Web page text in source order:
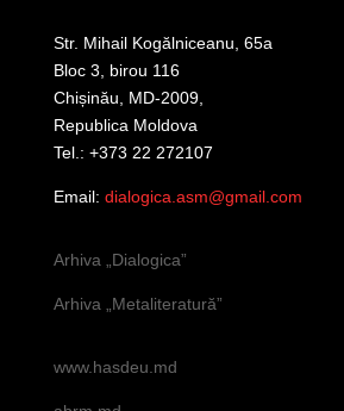
Str. Mihail Kogălniceanu, 65a
Bloc 3, birou 116
Chișinău, MD-2009,
Republica Moldova
Tel.: +373 22 272107
Email: dialogica.asm@gmail.com
Arhiva „Dialogica”
Arhiva „Metaliteratură”
www.hasdeu.md